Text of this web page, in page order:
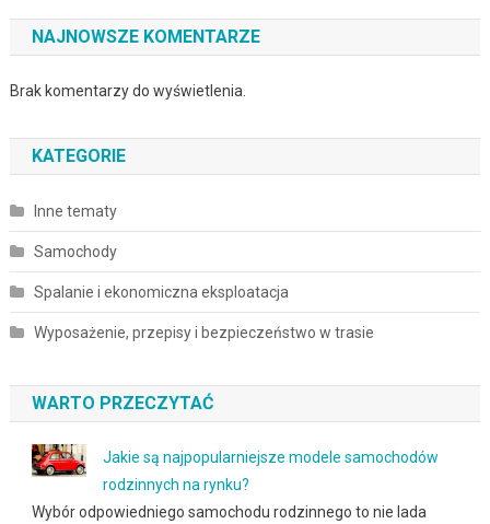
NAJNOWSZE KOMENTARZE
Brak komentarzy do wyświetlenia.
KATEGORIE
Inne tematy
Samochody
Spalanie i ekonomiczna eksploatacja
Wyposażenie, przepisy i bezpieczeństwo w trasie
WARTO PRZECZYTAĆ
Jakie są najpopularniejsze modele samochodów
rodzinnych na rynku?
Wybór odpowiedniego samochodu rodzinnego to nie lada